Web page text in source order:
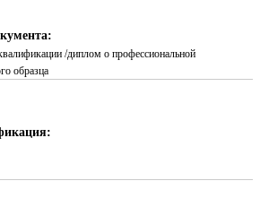
/диплом о профессиональной
образца